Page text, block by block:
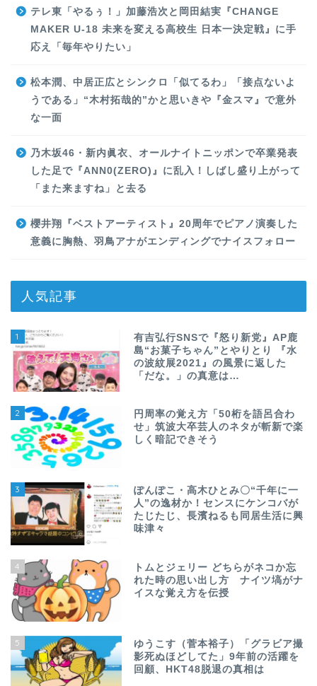
テレ東「やるぅ！」加藤浩次と岡田結実『CHANGE
MAKER U-18 未来を変える高校生 日本一決定戦』に手
応え「毎年やりたい」
松本潤、中居正広とシンクロ「似てるわ」「接点ないよ
うである」“木村拓哉的”かと思いきや『金スマ』で意外
な一面
乃木坂46・新内眞衣、オールナイトニッポンで卒業発表
した足で『ANN0(ZERO)』に乱入！しばし盛り上がって
「また来ますね」と去る
櫻井翔『ベストアーティスト』20周年でピアノ演奏した
意義に胸熱、羽鳥アナがエンディングでナイスフォロー
人気記事
1
有吉弘行SNSで『怒り新党』AP鹿
島“お菓子ちゃん”とやりとり 『水
の波紋展2021』の風景に返した
「だな。」の真意は…
2
円周率の覚え方「50桁を語呂合わ
せ」筑波大卒芸人のネタが斬新で楽
しく暗記できそう
3
ぽんぽこ・高木ひとみ〇“千年に一
人”の逸材か！センスにケンコバが
たじたじ、長濱ねるも同居生活に興
味津々
4
トムとジェリー どちらがネコか忘
れた時の思い出し方 ナイツ塙がナ
イスな覚え方を伝授
5
ゆうこす（菅本裕子）「グラビア撮
影死ぬほどしてた」9年前の活躍を
回顧、HKT48脱退の真相は